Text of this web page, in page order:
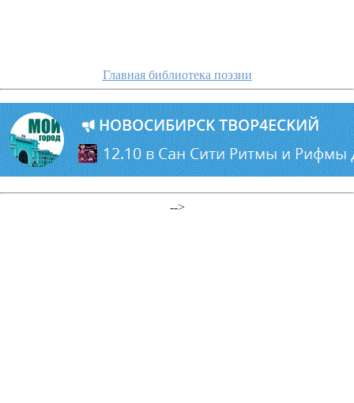
Главная библиотека поэзии
-->